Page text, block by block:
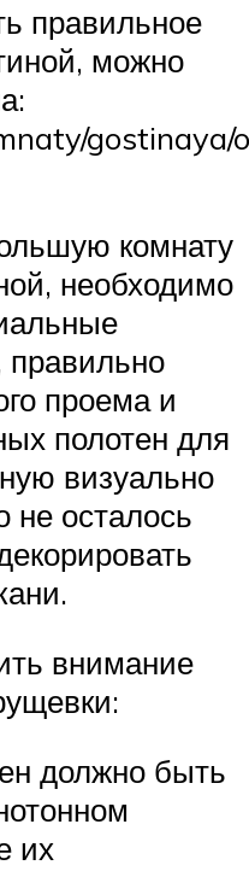
правильное
можно
gostinaya/
комнату
необходимо
проема и
полотен для
визуально
не осталось
внимание
должно быть
их